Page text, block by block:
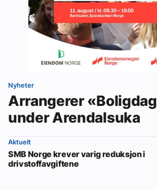
Nyheter
Arrangerer
under Arendalsuka
Aktuelt
SMB Norge krever varig reduksjon i
drivstoffavgiftene